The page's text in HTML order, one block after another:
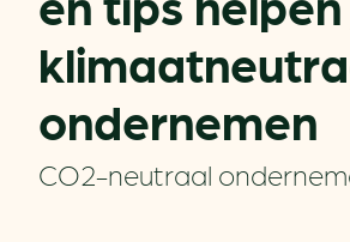
ondernemen
CO2-neutraal